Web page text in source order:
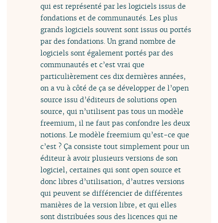
qui est représenté par les logiciels issus de
fondations et de communautés. Les plus
grands logiciels souvent sont issus ou portés
par des fondations. Un grand nombre de
logiciels sont également portés par des
communautés et c’est vrai que
particulièrement ces dix dernières années,
on a vu à côté de ça se développer de l’open
source issu d’éditeurs de solutions open
source, qui n’utilisent pas tous un modèle
freemium, il ne faut pas confondre les deux
notions. Le modèle freemium qu’est-ce que
c’est ? Ça consiste tout simplement pour un
éditeur à avoir plusieurs versions de son
logiciel, certaines qui sont open source et
donc libres d’utilisation, d’autres versions
qui peuvent se différencier de différentes
manières de la version libre, et qui elles
sont distribuées sous des licences qui ne